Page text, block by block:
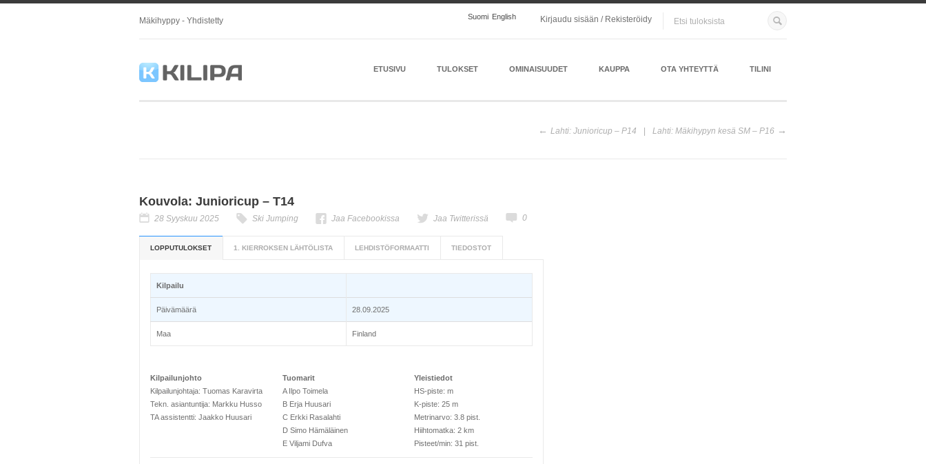
Mäkihyppy - Yhdistetty Suomi English Kirjaudu sisään / Rekisteröidy
ETUSIVU TULOKSET OMINAISUUDET KAUPPA OTA YHTEYTTÄ TILINI
Lahti: Junioricup – P14 Lahti: Mäkihypyn kesä SM – P16
Kouvola: Junioricup – T14
28 Syyskuu 2025 Ski Jumping Jaa Facebookissa Jaa Twitterissä 0
LOPPUTULOKSET 1. KIERROKSEN LÄHTÖLISTA LEHDISTÖFORMAATTI TIEDOSTOT
Kilpailu
Päivämäärä 28.09.2025
Maa Finland
Kilpailunjohto
Kilpailunjohtaja: Tuomas Karavirta
Tekn. asiantuntija: Markku Husso
TA assistentti: Jaakko Huusari
Tuomarit
A Ilpo Toimela
B Erja Huusari
C Erkki Rasalahti
D Simo Hämäläinen
E Viljami Dufva
Yleistiedot
HS-piste: m
K-piste: 25 m
Metrinarvo: 3.8 pist.
Hiihtomatka: 2 km
Pisteet/min: 31 pist.